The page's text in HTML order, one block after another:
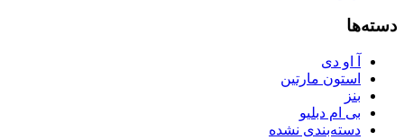
دسته‌ها
آ او دی
استون مارتین
بنز
بی ام دبلیو
دسته‌بندی نشده